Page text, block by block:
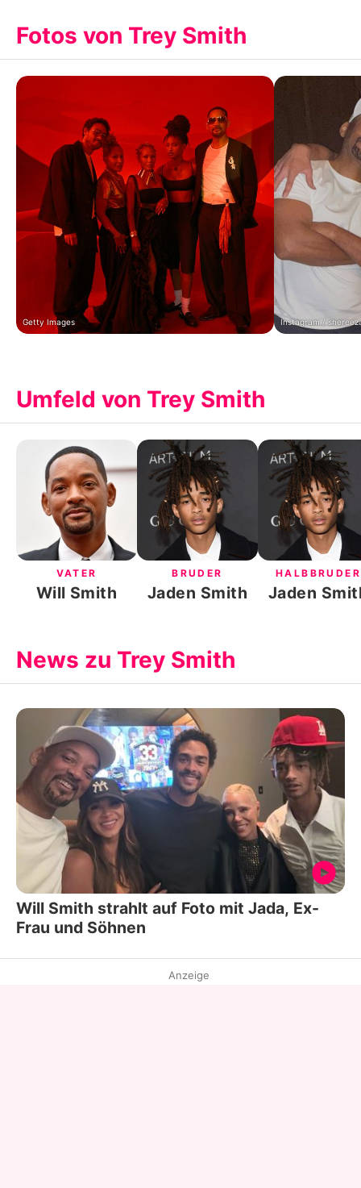
Fotos von Trey Smith
Getty Images Instagram /
Umfeld von Trey Smith
VATER
Will Smith
BRUDER
Jaden Smith
HALBBRUDER
Jaden
News zu Trey Smith
Will Smith strahlt auf Foto mit Jada, Ex-
Frau und Söhnen
Anzeige